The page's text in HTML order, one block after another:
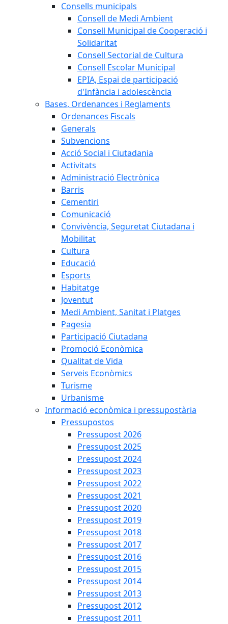
Consells municipals
Consell de Medi Ambient
Consell Municipal de Cooperació i
Solidaritat
Consell Sectorial de Cultura
Consell Escolar Municipal
EPIA, Espai de participació
d'Infància i adolescència
Bases, Ordenances i Reglaments
Ordenances Fiscals
Generals
Subvencions
Acció Social i Ciutadania
Activitats
Administració Electrònica
Barris
Cementiri
Comunicació
Convivència, Seguretat Ciutadana i
Mobilitat
Cultura
Educació
Esports
Habitatge
Joventut
Medi Ambient, Sanitat i Platges
Pagesia
Participació Ciutadana
Promoció Econòmica
Qualitat de Vida
Serveis Econòmics
Turisme
Urbanisme
Informació econòmica i pressupostària
Pressupostos
Pressupost 2026
Pressupost 2025
Pressupost 2024
Pressupost 2023
Pressupost 2022
Pressupost 2021
Pressupost 2020
Pressupost 2019
Pressupost 2018
Pressupost 2017
Pressupost 2016
Pressupost 2015
Pressupost 2014
Pressupost 2013
Pressupost 2012
Pressupost 2011